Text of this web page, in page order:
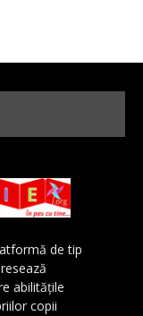
de tip
abilităţile
copii